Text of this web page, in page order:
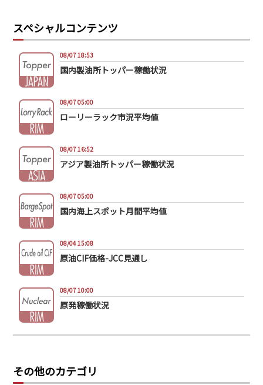
スペシャルコンテンツ
08/07 18:53
国内製油所トッパー稼働状況
08/07 05:00
ローリーラック市況平均値
08/07 16:52
アジア製油所トッパー稼働状況
08/07 05:00
国内海上スポット月間平均値
08/04 15:08
原油CIF価格-JCC見通し
08/07 10:00
原発稼働状況
その他のカテゴリ